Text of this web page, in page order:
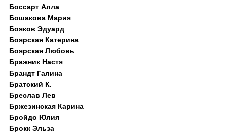
Боссарт Алла
Бошакова Мария
Бояков Эдуард
Боярская Катерина
Боярская Любовь
Бражник Настя
Брандт Галина
Братский К.
Бреслав Лев
Бржезинская Карина
Бройдо Юлия
Брокк Эльза